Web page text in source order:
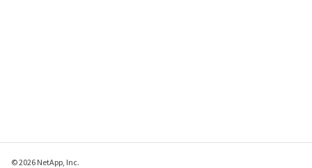
© 2026 NetApp, Inc.